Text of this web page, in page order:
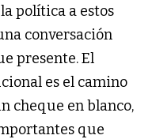
política a estos
conversación
presente. El
es el camino
cheque en blanco,
que